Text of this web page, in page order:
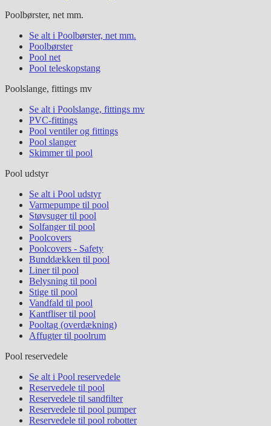
Poolbørster, net mm.
Se alt i Poolbørster, net mm.
Poolbørster
Pool net
Pool teleskopstang
Poolslange, fittings mv
Se alt i Poolslange, fittings mv
PVC-fittings
Pool ventiler og fittings
Pool slanger
Skimmer til pool
Pool udstyr
Se alt i Pool udstyr
Varmepumpe til pool
Støvsuger til pool
Solfanger til pool
Poolcovers
Poolcovers - Safety
Bunddækken til pool
Liner til pool
Belysning til pool
Stige til pool
Vandfald til pool
Kantfliser til pool
Pooltag (overdækning)
Affugter til poolrum
Pool reservedele
Se alt i Pool reservedele
Reservedele til pool
Reservedele til sandfilter
Reservedele til pool pumper
Reservedele til pool robotter